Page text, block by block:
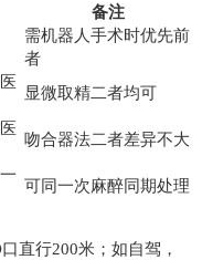
备注
需机器人手术时优先前
者
显微取精二者均可
吻合器法二者差异不大
可同一次麻醉同期处理
直行200米；如自驾，